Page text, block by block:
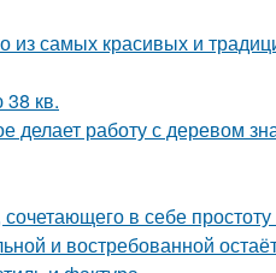
из самых красивых и
кв.
делает работу с деревом
в себе простоту
и востребованной